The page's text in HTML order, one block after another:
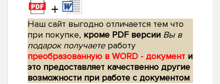
+
Наш сайт выгодно отличается тем что
при покупке, кроме PDF версии Вы в
подарок получаетеработу
преобразованную в WORD - документ и
это предоставляет качественно другие
возможности при работе с документом